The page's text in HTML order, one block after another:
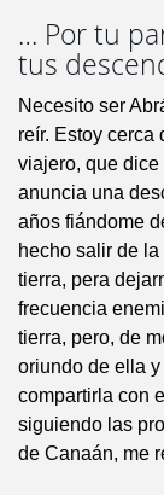
… Por tu
tus
Necesito ser
reír. Estoy cerca
viajero, que
anuncia una
años fiándome
hecho salir de
tierra, pera
frecuencia
tierra, pero, de
oriundo de ella
compartirla con
siguiendo las
de Canaán, me